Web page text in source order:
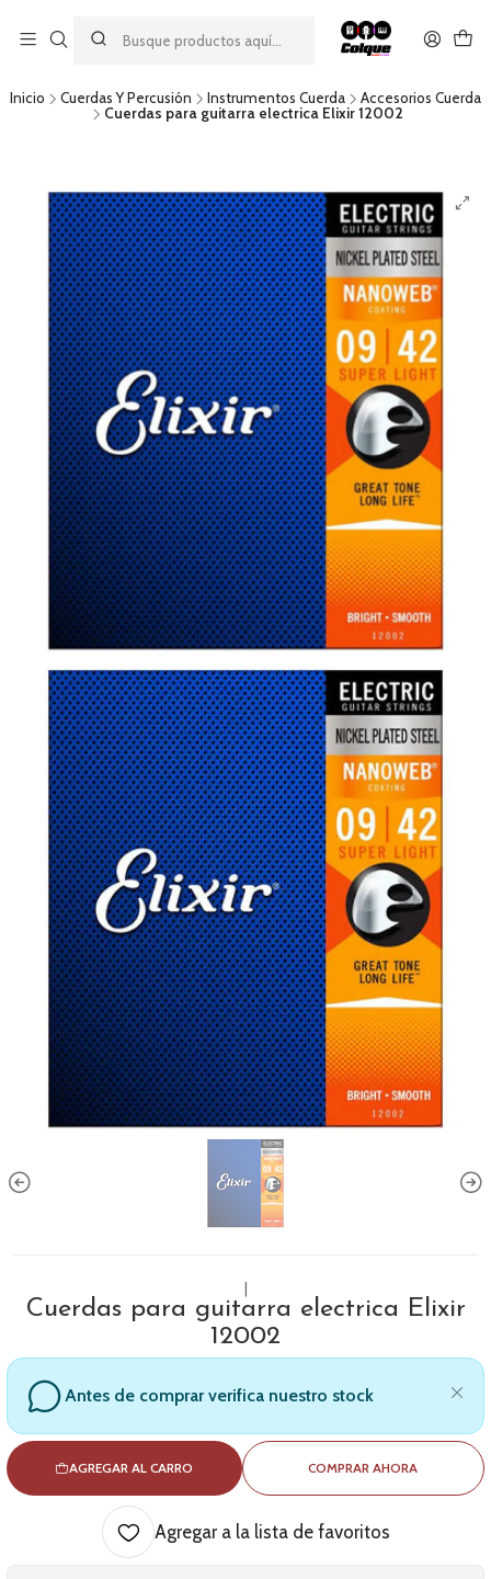
descuento por pago con transferencia bancaria
por una compra mínima de $49.990. Este descuento no es
acumulable a otras promociones ni aplicable a gastos de envío.
Inicio Cuerdas Y Percusión Instrumentos Cuerda
Accesorios Cuerda
Cuerdas para guitarra electrica Elixir 12002
Cuerdas para guitarra electrica Elixir
12002
Antes de comprar verifica nuestro stock
AGREGAR AL CARRO COMPRAR AHORA
Agregar a la lista de favoritos